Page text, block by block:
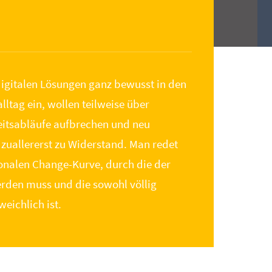
Lösungen ganz bewusst in den
ein, wollen teilweise über
aufbrechen und neu
zu Widerstand. Man redet
Change-Kurve, durch die der
muss und die sowohl völlig
ist.